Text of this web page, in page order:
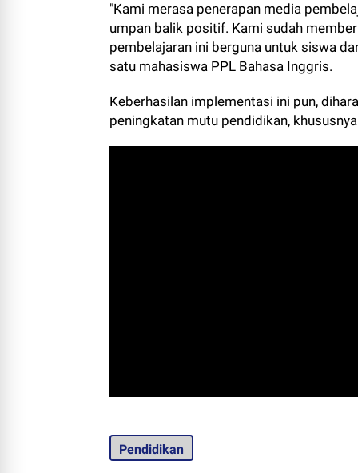
"Kami merasa penerapan media
umpan balik positif. Kami sudah
pembelajaran ini berguna untuk siswa
satu mahasiswa PPL Bahasa Inggris.
Keberhasilan implementasi ini pun,
peningkatan mutu pendidikan,
Pendidikan